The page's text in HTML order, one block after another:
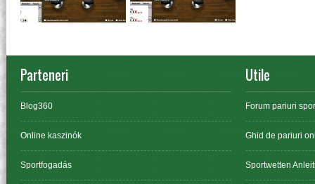
Parteneri
Blog360
Online kaszinók
Sportfogadás
Utile
Forum pariuri
Ghid de pariuri
Sportwetten